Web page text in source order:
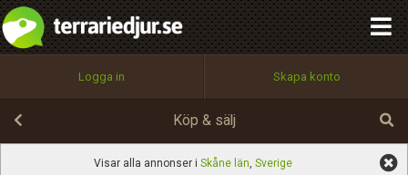
Logga in Skapa konto
Namn:
Beskrivning:
Alla Positiva Negativa
Köp & sälj
Visar alla annonser i Skåne län, Sverige
Utför
100%
OK
integritetspolicy
Namn:
Epost:
Begär nytt lösenord
Tillbaka till förstasidan